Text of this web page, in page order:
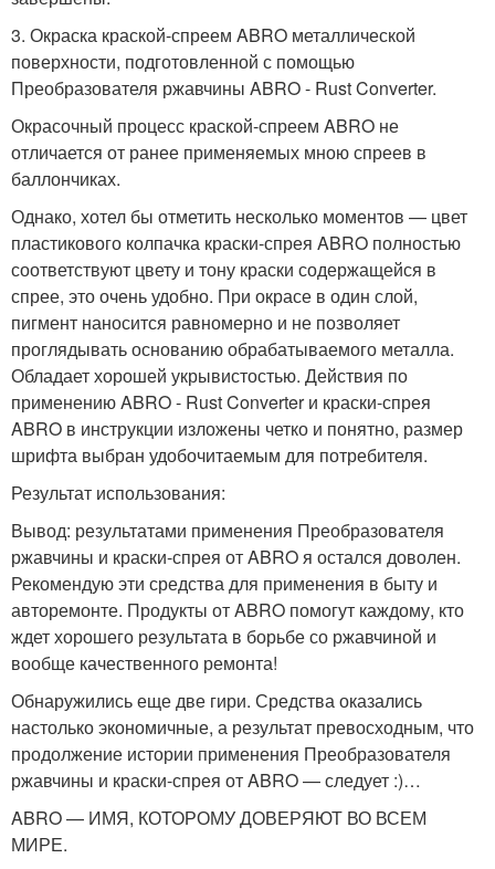
3. Окраска краской-спреем ABRO металлической
поверхности, подготовленной с помощью
Преобразователя ржавчины ABRO - Rust Converter.
Окрасочный процесс краской-спреем ABRO не
отличается от ранее применяемых мною спреев в
баллончиках.
Однако, хотел бы отметить несколько моментов — цвет
пластикового колпачка краски-спрея ABRO полностью
соответствуют цвету и тону краски содержащейся в
спрее, это очень удобно. При окрасе в один слой,
пигмент наносится равномерно и не позволяет
проглядывать основанию обрабатываемого металла.
Обладает хорошей укрывистостью. Действия по
применению ABRO - Rust Converter и краски-спрея
ABRO в инструкции изложены четко и понятно, размер
шрифта выбран удобочитаемым для потребителя.
Результат использования:
Вывод: результатами применения Преобразователя
ржавчины и краски-спрея от ABRO я остался доволен.
Рекомендую эти средства для применения в быту и
авторемонте. Продукты от ABRO помогут каждому, кто
ждет хорошего результата в борьбе со ржавчиной и
вообще качественного ремонта!
Обнаружились еще две гири. Средства оказались
настолько экономичные, а результат превосходным, что
продолжение истории применения Преобразователя
ржавчины и краски-спрея от ABRO — следует :)…
ABRO — ИМЯ, КОТОРОМУ ДОВЕРЯЮТ ВО ВСЕМ
МИРЕ.